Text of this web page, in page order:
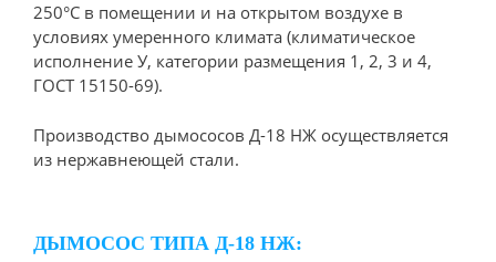
250°С в помещении и на открытом воздухе в
условиях умеренного климата (климатическое
исполнение У, категории размещения 1, 2, 3 и 4,
ГОСТ 15150-69).
Производство дымососов Д-18 НЖ осуществляется
из нержавнеющей стали.
ДЫМОСОС ТИПА Д-18 НЖ: